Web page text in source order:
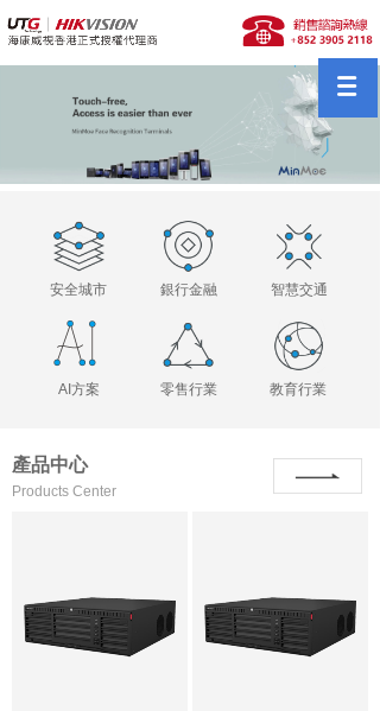
零售行業 教育行業
AI方案
智慧交通
銀行金融
安全城市
Products Center
產品中心